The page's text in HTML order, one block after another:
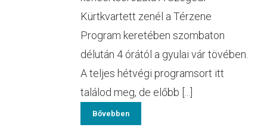
Kürtkvartett zenél a Térzene
Program keretében szombaton
délután 4 órától a gyulai vár tövében.
A teljes hétvégi programsort itt
találod meg, de előbb [...]
Bővebben